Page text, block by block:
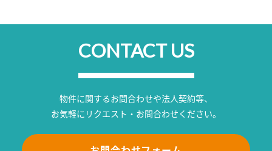
CONTACT US
物件に関するお問合わせや法人契約等、
お気軽にリクエスト・お問合わせください。